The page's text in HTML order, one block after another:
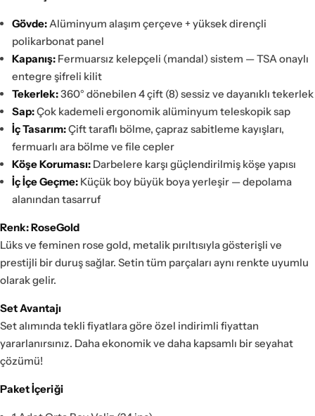
Gövde:Alüminyum alaşım çerçeve + yüksek dirençli
polikarbonat panel
Kapanış: Fermuarsız kelepçeli (mandal) sistem — TSA onaylı
entegre şifreli kilit
Tekerlek:360° dönebilen 4 çift (8) sessiz ve dayanıklı tekerlek
Sap:Çok kademeli ergonomik alüminyum teleskopik sap
İç Tasarım:Çift taraflı bölme, çapraz sabitleme kayışları,
fermuarlı ara bölme ve file cepler
Köşe Koruması: Darbelere karşı güçlendirilmiş köşe yapısı
İç İçe Geçme: Küçük boy büyük boya yerleşir — depolama
alanından tasarruf
Renk: RoseGold
Lüks ve feminen rose gold, metalik pırıltısıyla gösterişli ve
prestijli bir duruş sağlar. Setin tüm parçaları aynı renkte uyumlu
olarak gelir.
Set Avantajı
Set alımında tekli fiyatlara göre özel indirimli fiyattan
yararlanırsınız. Daha ekonomik ve daha kapsamlı bir seyahat
çözümü!
Paket İçeriği